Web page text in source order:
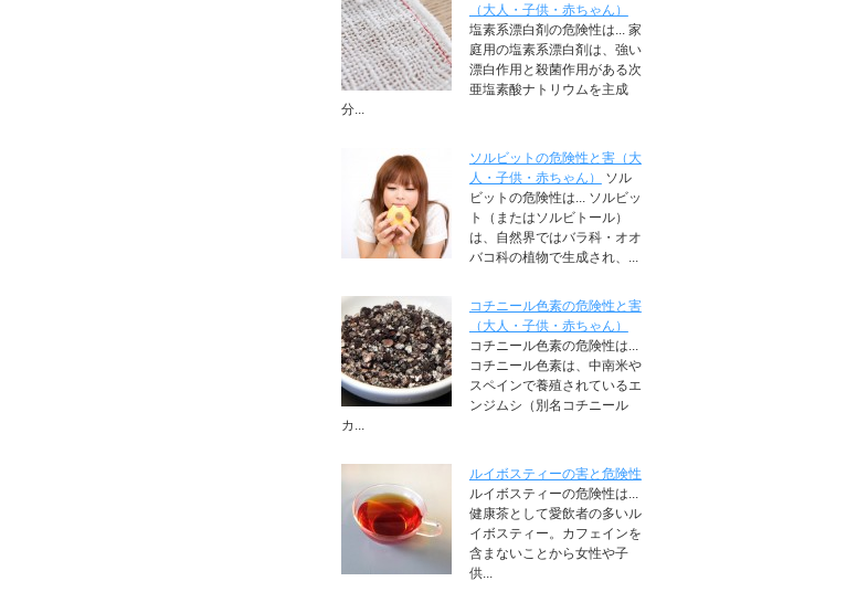
（大人・子供・赤ちゃん）
塩素系漂白剤の危険性は... 家
庭用の塩素系漂白剤は、強い
漂白作用と殺菌作用がある次
亜塩素酸ナトリウムを主成
分...
ソルビットの危険性と害（大
人・子供・赤ちゃん）
ソル
ビットの危険性は... ソルビッ
ト（またはソルビトール）
は、自然界ではバラ科・オオ
バコ科の植物で生成され、...
コチニール色素の危険性と害
（大人・子供・赤ちゃん）
コチニール色素の危険性は...
コチニール色素は、中南米や
スペインで養殖されているエ
ンジムシ（別名コチニール
カ...
ルイボスティーの害と危険性
ルイボスティーの危険性は...
健康茶として愛飲者の多いル
イボスティー。カフェインを
含まないことから女性や子
供...